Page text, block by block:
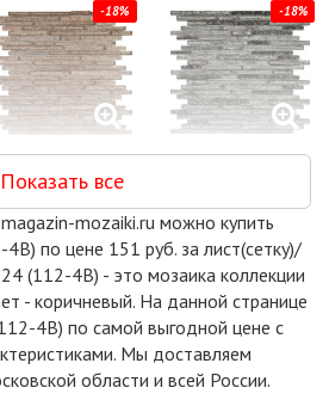
-18%
NZ001
мрамор,стекло
300x300
9179 руб. / кв.м.
-18%
NZ002
300x300
9179 руб. / кв.м.
-7%
Показать все
mozaiki.ru можно купить
по цене 151 руб. за лист(сетку)/
(112-4B) - это мозаика коллекции
- коричневый. На данной странице
4B) по самой выгодной цене с
Мы доставляем
области и всей России.